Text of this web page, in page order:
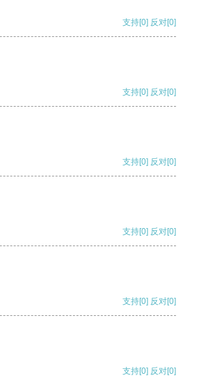
支持[0] 反对[0]
支持[0] 反对[0]
支持[0] 反对[0]
支持[0] 反对[0]
支持[0] 反对[0]
支持[0] 反对[0]